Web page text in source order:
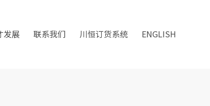
发展 联系我们 川恒订货系统 ENGLISH